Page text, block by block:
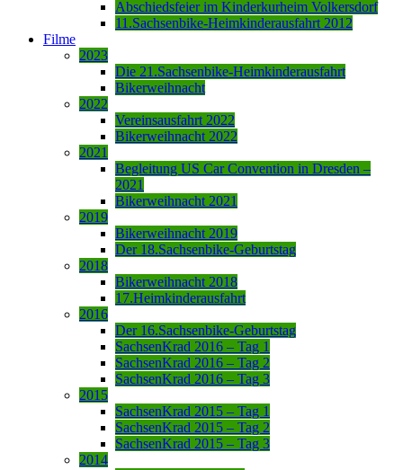
Abschiedsfeier im Kinderkurheim Volkersdorf
11.Sachsenbike-Heimkinderausfahrt 2012
Filme
2023
Die 21.Sachsenbike-Heimkinderausfahrt
Bikerweihnacht
2022
Vereinsausfahrt 2022
Bikerweihnacht 2022
2021
Begleitung US Car Convention in Dresden –
2021
Bikerweihnacht 2021
2019
Bikerweihnacht 2019
Der 18.Sachsenbike-Geburtstag
2018
Bikerweihnacht 2018
17.Heimkinderausfahrt
2016
Der 16.Sachsenbike-Geburtstag
SachsenKrad 2016 – Tag 1
SachsenKrad 2016 – Tag 2
SachsenKrad 2016 – Tag 3
2015
SachsenKrad 2015 – Tag 1
SachsenKrad 2015 – Tag 2
SachsenKrad 2015 – Tag 3
2014